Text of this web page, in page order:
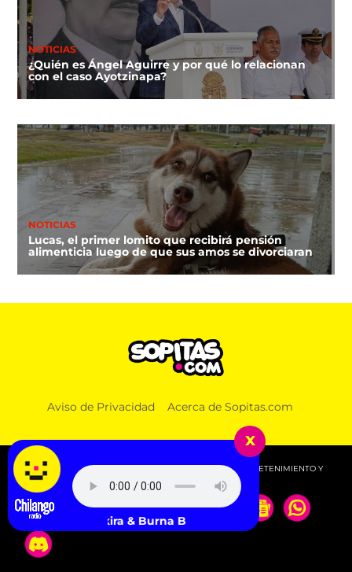
NOTICIAS
¿Quién es Ángel Aguirre y por qué lo relacionan
con el caso Ayotzinapa?
NOTICIAS
Lucas, el primer lomito que recibirá pensión
alimenticia luego de que sus amos se divorciaran
Aviso de Privacidad Acerca de Sopitas.com
© 2026 SOPITAS.COM - MÚSICA, NOTICIAS, DEPORTES, ENTRETENIMIENTO Y
MÁS!.
x
Shakira & Burna Boy - Dai Dai